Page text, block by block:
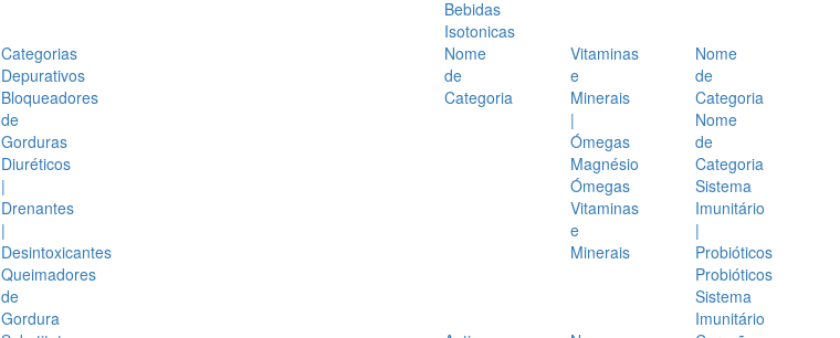
Bebidas
Isotonicas
Categorias
Depurativos
Bloqueadores
de
Gorduras
Diuréticos
|
Drenantes
|
Desintoxicantes
Queimadores
de
Gordura
Nome
de
Categoria
Vitaminas
e
Minerais
|
Ómegas
Magnésio
Ómegas
Vitaminas
e
Minerais
Nome
de
Categoria
Nome
de
Categoria
Sistema
Imunitário
|
Probióticos
Probióticos
Sistema
Imunitário